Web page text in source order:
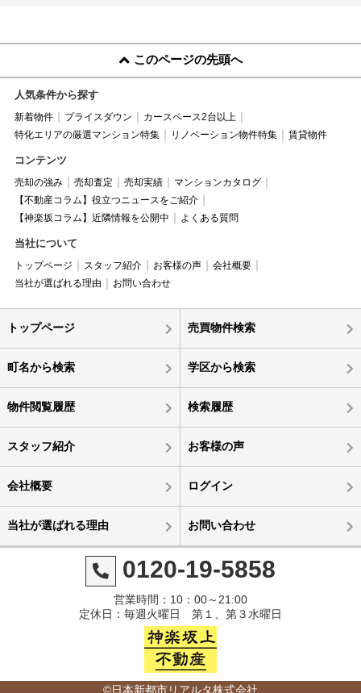
このページの先頭へ
人気条件から探す
新着物件 プライスダウン
カースペース2台以上
特化エリアの厳選マンション特集
リノベーション物件特集 賃貸物件
コンテンツ
売却の強み 売却査定 売却実績
マンションカタログ
【不動産コラム】役立つニュースをご紹介
【神楽坂コラム】近隣情報を公開中
よくある質問
当社について
トップページ スタッフ紹介 お客様の声
会社概要
当社が選ばれる理由
お問い合わせ
トップページ 売買物件検索
町名から検索 学区から検索
物件閲覧履歴 検索履歴
スタッフ紹介 お客様の声
会社概要 ログイン
当社が選ばれる理由 お問い合わせ
0120-19-5858
営業時間：10：00～21:00
定休日：毎週火曜日 第１、第３水曜日
©日本新都市リアルタ株式会社